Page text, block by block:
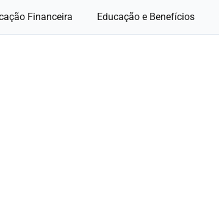
Financeira Educação e Benefícios